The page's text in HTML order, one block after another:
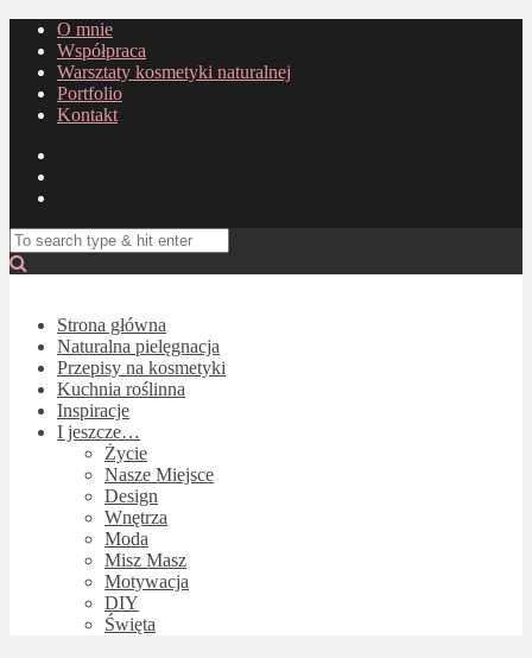
O mnie
Współpraca
Warsztaty kosmetyki naturalnej
Portfolio
Kontakt
Strona główna
Naturalna pielęgnacja
Przepisy na kosmetyki
Kuchnia roślinna
Inspiracje
I jeszcze…
Życie
Nasze Miejsce
Design
Wnętrza
Moda
Misz Masz
Motywacja
DIY
Święta